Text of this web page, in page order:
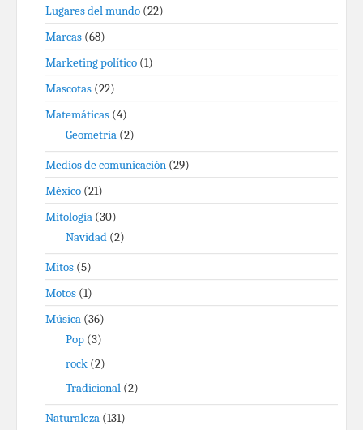
Lugares del mundo (22)
Marcas (68)
Marketing político (1)
Mascotas (22)
Matemáticas (4)
Geometría (2)
Medios de comunicación (29)
México (21)
Mitología (30)
Navidad (2)
Mitos (5)
Motos (1)
Música (36)
Pop (3)
rock (2)
Tradicional (2)
Naturaleza (131)